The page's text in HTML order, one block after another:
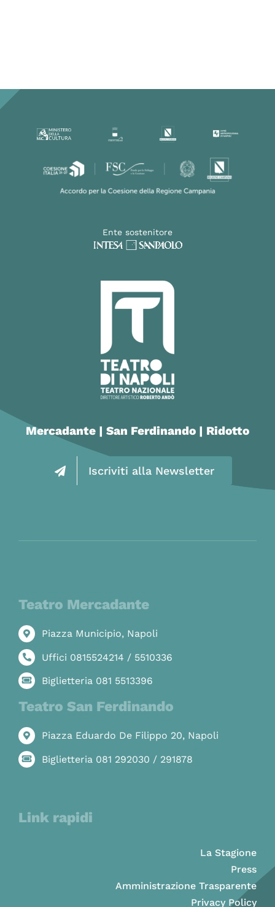
Ente sostenitore
Mercadante | San Ferdinando | Ridotto
Iscriviti alla Newsletter
Teatro Mercadante
Piazza Municipio, Napoli
Uffici 0815524214 / 5510336
Biglietteria 081 5513396
Teatro San Ferdinando
Piazza Eduardo De Filippo 20, Napoli
Biglietteria 081 292030 / 291878
Link rapidi
La Stagione
Press
Amministrazione Trasparente
Privacy Policy